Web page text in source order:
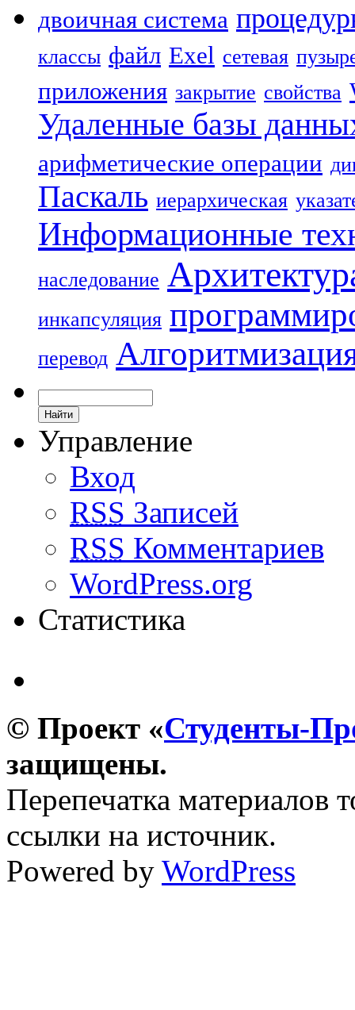
двоичная система
классы файл Exel сетевая
приложения закрытие свойства
Удаленные базы
арифметические операции
Паскаль иерархическая
Информационные
наследование
инкапсуляция
перевод
Управление
Вход
RSS Записей
RSS Комментариев
WordPress.org
Статистика
© Проект «Студенты-
защищены.
Перепечатка материалов
ссылки на источник.
Powered by WordPress